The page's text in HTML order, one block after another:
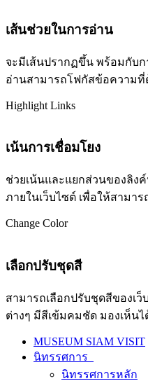
เส้นช่วยในการอ่าน
จะมีเส้นปรากฏขึ้น พร้อมกับ
อ่านสามารถโฟกัสข้อความ
Highlight Links
เน้นการเชื่อมโยง
ช่วยเน้นและแยกส่วนของลิง
ภายในเว็บไซต์ เพื่อให้สามา
Change Color
เลือกปรับชุดสี
สามารถเลือกปรับชุดสีของเ
ต่างๆ มีสีเข้มคมชัด มองเห็นไ
MUSEUM SIAM VISIT
นิทรรศการ
นิทรรศการหลัก